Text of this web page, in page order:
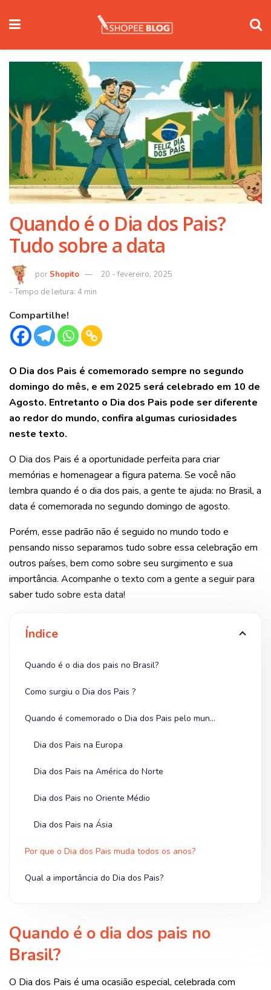
Quando é o Dia dos Pais?
Tudo sobre a data
Shopito 20 - fevereiro, 2025
Compartilhe!
O Dia dos Pais é comemorado sempre no segundo
domingo do mês, e em 2025 será celebrado em 10 de
Agosto. Entretanto o Dia dos Pais pode ser diferente
ao redor do mundo, confira algumas curiosidades
neste texto.
O Dia dos Pais é a oportunidade perfeita para criar
memórias e homenagear a figura paterna. Se você não
lembra quando é o dia dos pais, a gente te ajuda: no Brasil, a
data é comemorada no segundo domingo de agosto.
Porém, esse padrão não é seguido no mundo todo e
pensando nisso separamos tudo sobre essa celebração em
outros países, bem como sobre seu surgimento e sua
importância. Acompanhe o texto com a gente a seguir para
saber tudo sobre esta data!
Índice
Quando é o dia dos pais no Brasil?
Como surgiu o Dia dos Pais ?
Quando é comemorado o Dia dos Pais pelo mundo?
Dia dos Pais na Europa
Dia dos Pais na América do Norte
Dia dos Pais no Oriente Médio
Dia dos Pais na Ásia
Por que o Dia dos Pais muda todos os anos?
Qual a importância do Dia dos Pais?
Quando é o dia dos pais no
Brasil?
O Dia dos Pais é uma ocasião especial, celebrada com